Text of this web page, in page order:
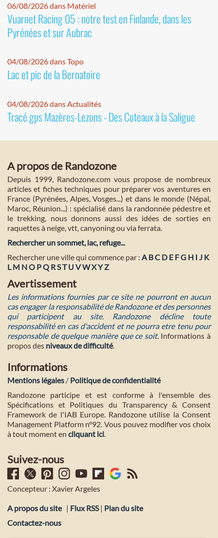
06/08/2026 dans Matériel
Vuarnet Racing 05 : notre test en Finlande, dans les
Pyrénées et sur Aubrac
04/08/2026 dans Topo
Lac et pic de la Bernatoire
04/08/2026 dans Actualités
Tracé gps Mazères-Lezons - Des Coteaux à la Saligue
A propos de Randozone
Depuis 1999, Randozone.com vous propose de nombreux
articles et fiches techniques pour préparer vos aventures en
France (Pyrénées, Alpes, Vosges...) et dans le monde (Népal,
Maroc, Réunion...) : spécialisé dans la randonnée pédestre et
le trekking, nous donnons aussi des idées de sorties en
raquettes à neige, vtt, canyoning ou via ferrata.
Rechercher un sommet, lac, refuge...
Rechercher une ville qui commence par : A BC D E FG H I J K
L M NO PQ RST U VWXYZ
Avertissement
Les informations fournies par ce site ne pourront en aucun
cas engager la responsabilité de Randozone et des personnes
qui participent au site. Randozone décline toute
responsabilité en cas d'accident et ne pourra etre tenu pour
responsable de quelque manière que ce soit. Informations à
propos des niveaux de difficulté.
Informations
Mentions légales / Politique de confidentialité
Randozone participe et est conforme à l'ensemble des
Spécifications et Politiques du Transparency & Consent
Framework de l'IAB Europe. Randozone utilise la Consent
Management Platform n°92. Vous pouvez modifier vos choix
à tout moment en cliquant ici.
Suivez-nous
Concepteur : Xavier Argeles
A propos du site | Flux RSS| Plan du site
Contactez-nous